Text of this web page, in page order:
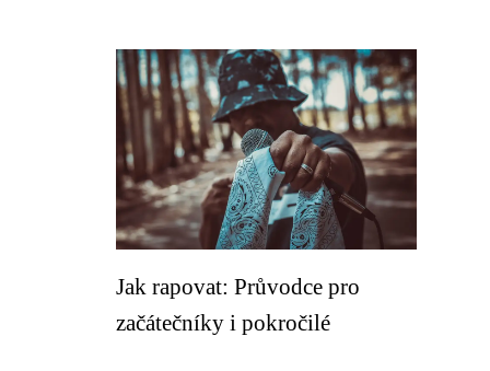
Jak rapovat: Průvodce pro
začátečníky i pokročilé